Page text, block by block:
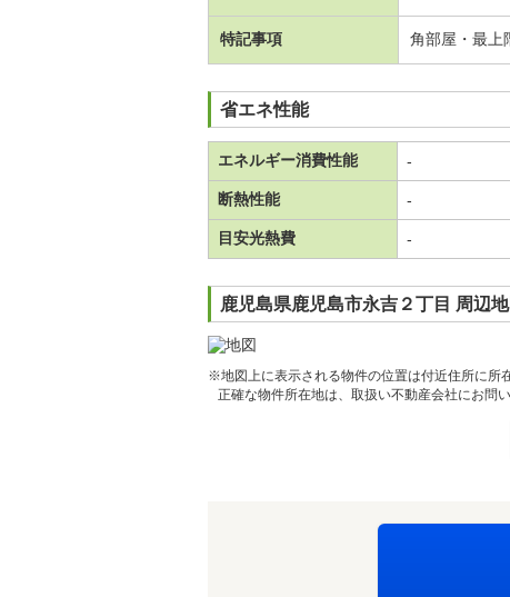
特記事項 角部屋・最上
省エネ性能
エネルギー消費性能 -
断熱性能 -
目安光熱費 -
鹿児島県鹿児島市永吉２丁目 周辺
※地図上に表示される物件の位置は付近住所に所
正確な物件所在地は、取扱い不動産会社にお問い